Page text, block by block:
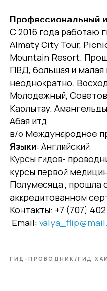
Профессиональный
С 2016 года работаю
Almaty City Tour,
Mountain Resort.
ПВД, большая и малая
неоднократно.
Молодежный,
Карлытау,
Абая итд
в/о Международное
Языки: Английский
Курсы гидов-
курсы первой
Полумесяца , прошла
аккредитованном
Контакты: +7 (707)
Email:
ГИД-ПРОВОДНИК/ГИД